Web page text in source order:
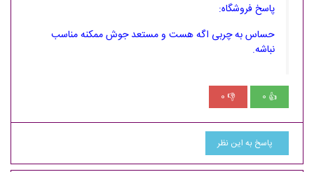
پاسخ فروشگاه:
حساس به چربی اگه هست و مستعد جوش ممکنه مناسب
نباشه.
👍
0
👎
0
پاسخ به این نظر